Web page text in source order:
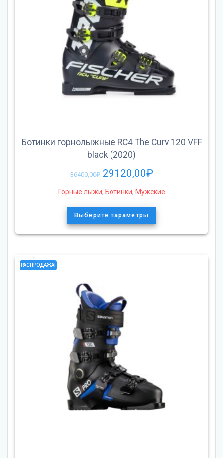
Ботинки горнолыжные RC4 The Curv 120 VFF
black (2020)
36400,00₽ 29120,00₽
Горные лыжи, Ботинки, Мужские
Выберите параметры
РАСПРОДАЖА!